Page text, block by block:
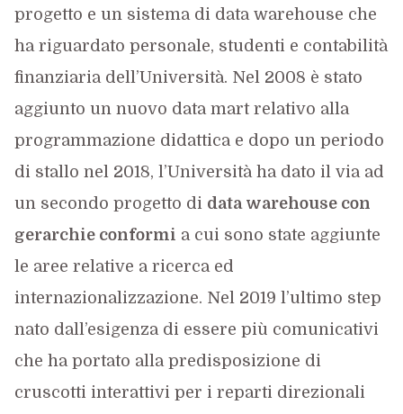
progetto e un sistema di data warehouse che
ha riguardato personale, studenti e contabilità
finanziaria dell’Università. Nel 2008 è stato
aggiunto un nuovo data mart relativo alla
programmazione didattica e dopo un periodo
di stallo nel 2018, l’Università ha dato il via ad
un secondo progetto di data warehouse con
gerarchie conformi a cui sono state aggiunte
le aree relative a ricerca ed
internazionalizzazione. Nel 2019 l’ultimo step
nato dall’esigenza di essere più comunicativi
che ha portato alla predisposizione di
cruscotti interattivi per i reparti direzionali